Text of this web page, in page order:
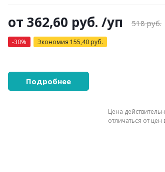
от 362,60 руб. /уп 518 руб.
-30% Экономия 155,40 руб.
Подробнее
Цена
отличаться от